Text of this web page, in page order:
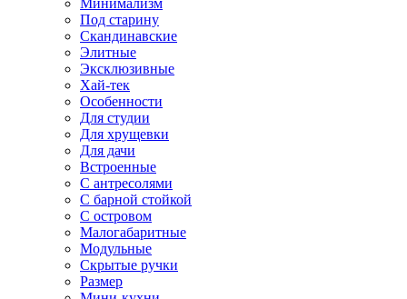
Минимализм
Под старину
Скандинавские
Элитные
Эксклюзивные
Хай-тек
Особенности
Для студии
Для хрущевки
Для дачи
Встроенные
С антресолями
С барной стойкой
С островом
Малогабаритные
Модульные
Скрытые ручки
Размер